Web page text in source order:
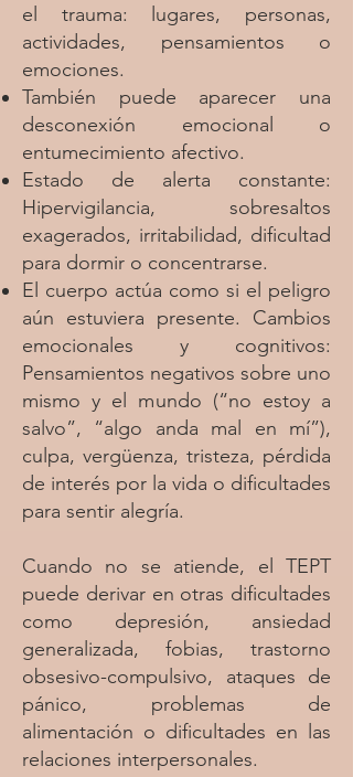
el trauma: lugares, personas,
actividades, pensamientos o
emociones.
También puede aparecer una
desconexión emocional o
entumecimiento afectivo.
Estado de alerta constante:
Hipervigilancia, sobresaltos
exagerados, irritabilidad, dificultad
para dormir o concentrarse.
El cuerpo actúa como si el peligro
aún estuviera presente. Cambios
emocionales y cognitivos:
Pensamientos negativos sobre uno
mismo y el mundo (“no estoy a
salvo”, “algo anda mal en mí”),
culpa, vergüenza, tristeza, pérdida
de interés por la vida o dificultades
para sentir alegría.
Cuando no se atiende, el TEPT
puede derivar en otras dificultades
como depresión, ansiedad
generalizada, fobias, trastorno
obsesivo-compulsivo, ataques de
pánico, problemas de
alimentación o dificultades en las
relaciones interpersonales.